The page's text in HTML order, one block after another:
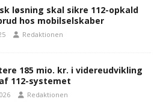
løsning skal sikre 112-opkald
hos mobilselskaber
Redaktionen
185 mio. kr. i videreudvikling
112-systemet
Redaktionen